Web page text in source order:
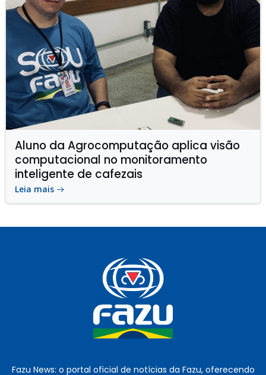
Aluno da Agrocomputação aplica visão
computacional no monitoramento
inteligente de cafezais
Leia mais
Fazu News: o portal oficial de notícias da Fazu, oferecendo